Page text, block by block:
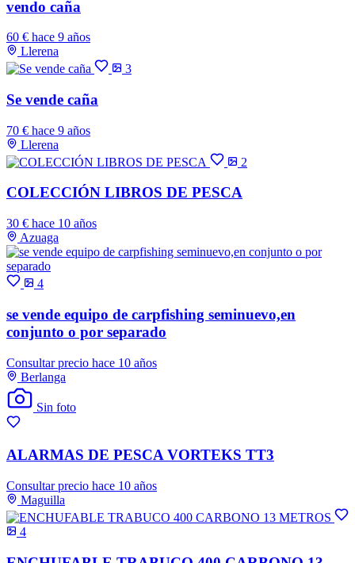
vendo caña
60 € hace 9 años
Llerena
3
Se vende caña
70 € hace 9 años
Llerena
2
COLECCIÓN LIBROS DE PESCA
30 € hace 10 años
Azuaga
4
se vende equipo de carpfishing seminuevo,en
conjunto o por separado
Consultar precio hace 10 años
Berlanga
Sin foto
ALARMAS DE PESCA VORTEKS TT3
Consultar precio hace 10 años
Maguilla
4